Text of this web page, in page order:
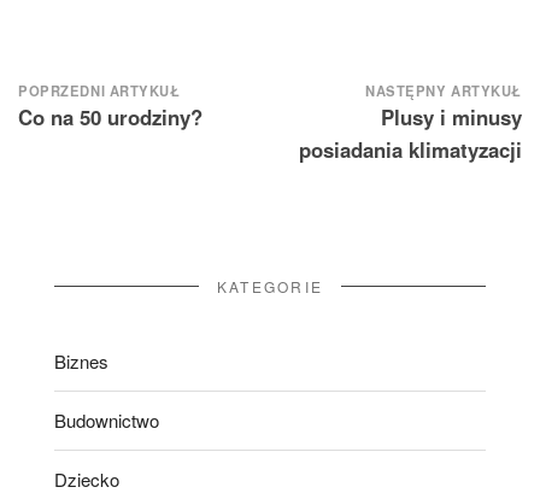
Nawigacja
wpisu
POPRZEDNI ARTYKUŁ
Co na 50 urodziny?
NASTĘPNY ARTYKUŁ
Plusy i minusy
posiadania klimatyzacji
KATEGORIE
Biznes
Budownictwo
Dziecko